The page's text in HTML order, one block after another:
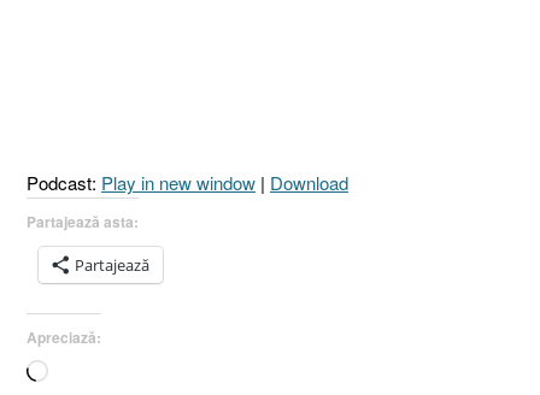
Psalmul
Podcast: Play in new window | Download
Partajează asta:
Partajează
Apreciază:
Încarc...